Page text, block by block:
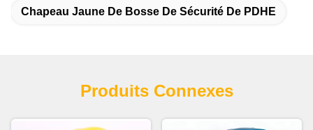
Chapeau Jaune De Bosse De Sécurité De PDHE
Produits Connexes